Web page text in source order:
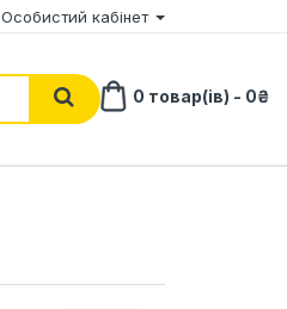
Особистий кабінет
0 товар(ів) - 0₴